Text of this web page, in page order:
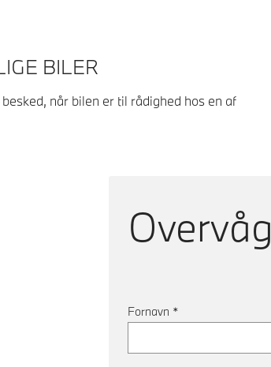
BILER
når bilen er til rådighed hos en af
Overvåg
Fornavn *